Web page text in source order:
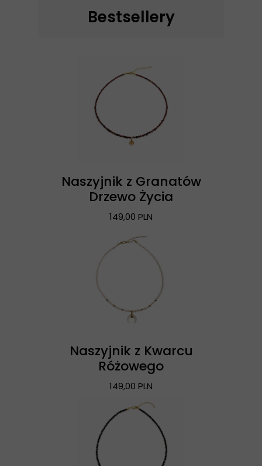
Naszyjnik z Granatów
Drzewo Życia
149,00 PLN
Naszyjnik z Kwarcu
Różowego
149,00 PLN
Bestsellery